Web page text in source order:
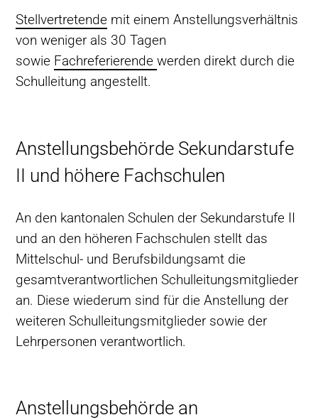
Stellvertretende mit einem Anstellungsverhältnis
von weniger als 30 Tagen
sowie Fachreferierendewerden direkt durch die
Schulleitung angestellt.
Anstellungsbehörde Sekundarstufe
II und höhere Fachschulen
An den kantonalen Schulen der Sekundarstufe II
und an den höheren Fachschulen stellt das
Mittelschul- und Berufsbildungsamt die
gesamtverantwortlichen Schulleitungsmitglieder
an. Diese wiederum sind für die Anstellung der
weiteren Schulleitungsmitglieder sowie der
Lehrpersonen verantwortlich.
Anstellungsbehörde an